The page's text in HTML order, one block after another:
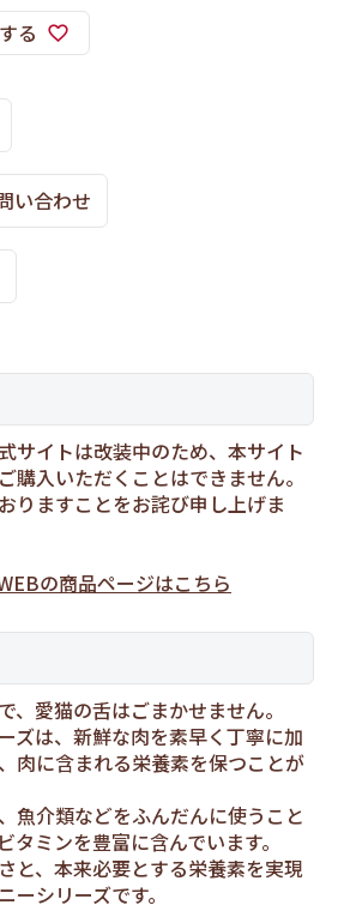
る
い合わせ
サイトは改装中のため、本サイト
購入いただくことはできません。
りますことをお詫び申し上げま
の商品ページはこちら
、愛猫の舌はごまかせません。
ズは、新鮮な肉を素早く丁寧に加
肉に含まれる栄養素を保つことが
魚介類などをふんだんに使うこと
タミンを豊富に含んでいます。
と、本来必要とする栄養素を実現
ーシリーズです。